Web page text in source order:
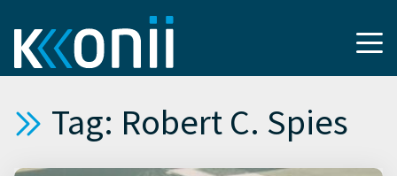
Tag: Robert C. Spies